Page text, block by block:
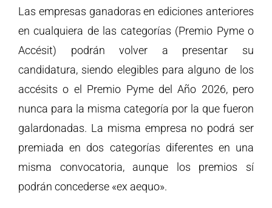
Las empresas ganadoras en ediciones anteriores
en cualquiera de las categorías (Premio Pyme o
Accésit) podrán volver a presentar su
candidatura, siendo elegibles para alguno de los
accésits o el Premio Pyme del Año 2026, pero
nunca para la misma categoría por la que fueron
galardonadas. La misma empresa no podrá ser
premiada en dos categorías diferentes en una
misma convocatoria, aunque los premios sí
podrán concederse «ex aequo».